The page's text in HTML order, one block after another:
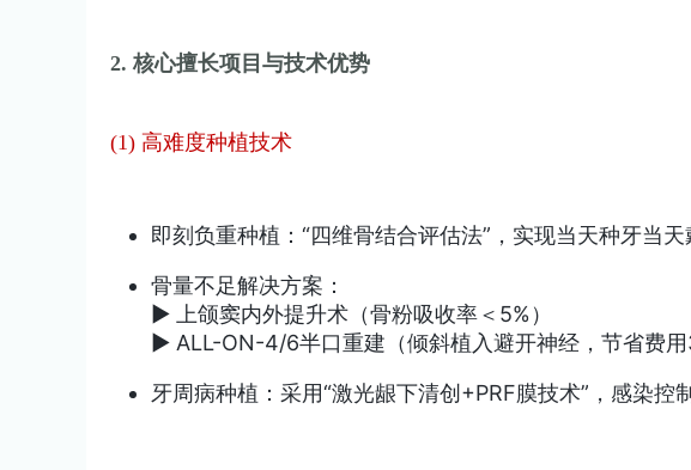
2. 核心擅长项目与技术优势
(1) 高难度种植技术
即刻负重种植：“四维骨结合评估法”，实现当天种牙当
骨量不足解决方案：
▶️ 上颌窦内外提升术（骨粉吸收率＜5%）
▶️ ALL-ON-4/6半口重建（倾斜植入避开神经，节省费用
牙周病种植：采用“激光龈下清创+PRF膜技术”，感染控